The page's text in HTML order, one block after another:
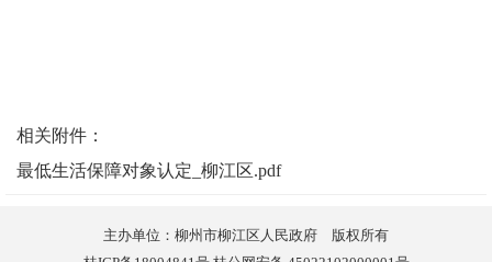
相关附件：
最低生活保障对象认定_柳江区.pdf
主办单位：柳州市柳江区人民政府 版权所有